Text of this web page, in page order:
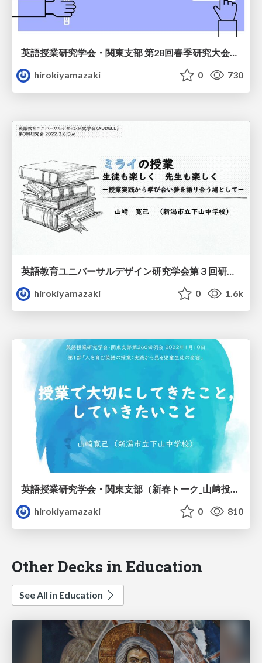
英語授業研究学会・関東支部 第28回春季研究大会（山﨑資料）
hirokiyamazaki
0 730
hirokiyamazaki
0 1.6k
英語授業研究学会・関東支部（新春トーク_山﨑投影資料）
hirokiyamazaki
0 810
Other Decks in Education
See All in Education